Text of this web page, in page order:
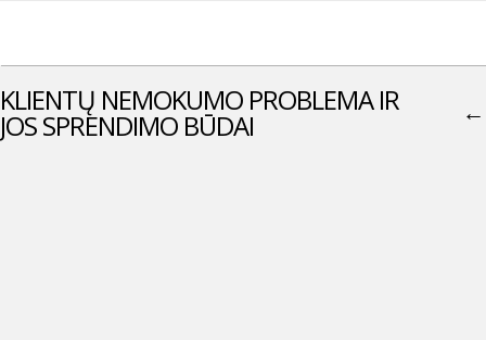
KLIENTŲ NEMOKUMO PROBLEMA IR
JOS SPRENDIMO BŪDAI ←